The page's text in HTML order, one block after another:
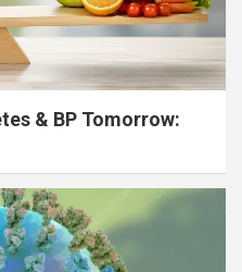
& BP Tomorrow: